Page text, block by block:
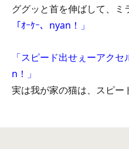
ググッと首を伸ばして、ミ
「ｵｰｹｰ、nyan！」
「スピード出せぇーアク
n！」
実は我が家の猫は、スピー